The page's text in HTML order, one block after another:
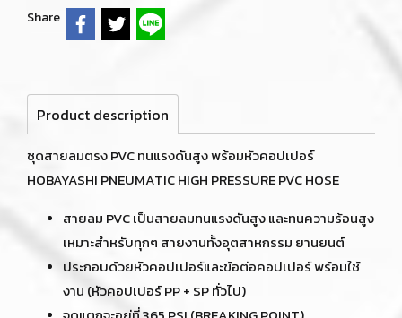
Share
Product description
ชุดสายลมตรง PVC ทนแรงดันสูง พร้อมหัวคอปเปอร์
HOBAYASHI PNEUMATIC HIGH PRESSURE PVC HOSE
สายลม PVC เป็นสายลมทนแรงดันสูง และทนความร้อนสูง
เหมาะสำหรับทุกๆ สายงานทั้งอุตสาหกรรม ยานยนต์
ประกอบด้วยหัวคอปเปอร์และข้อต่อคอปเปอร์ พร้อมใช้
งาน (หัวคอปเปอร์ PP + SP ทั่วไป)